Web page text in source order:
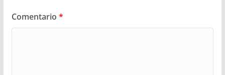
Comentario *